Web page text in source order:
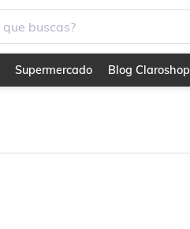
Supermercado Blog Claroshop